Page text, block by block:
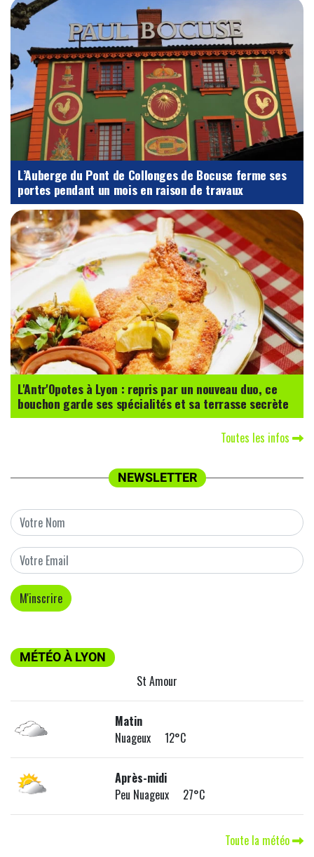
L’Auberge du Pont de Collonges de Bocuse ferme ses
portes pendant un mois en raison de travaux
L'Antr'Opotes à Lyon : repris par un nouveau duo, ce
bouchon garde ses spécialités et sa terrasse secrète
Toutes les infos
NEWSLETTER
MÉTÉO À LYON
St Amour
Matin
Nuageux 12°C
Après-midi
Peu Nuageux 27°C
Toute la météo